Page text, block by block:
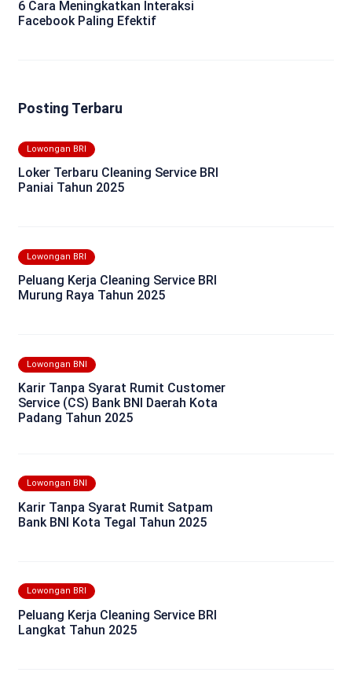
6 Cara Meningkatkan Interaksi
Facebook Paling Efektif
Posting Terbaru
Lowongan BRI
Loker Terbaru Cleaning Service BRI
Paniai Tahun 2025
Lowongan BRI
Peluang Kerja Cleaning Service BRI
Murung Raya Tahun 2025
Lowongan BNI
Karir Tanpa Syarat Rumit Customer
Service (CS) Bank BNI Daerah Kota
Padang Tahun 2025
Lowongan BNI
Karir Tanpa Syarat Rumit Satpam
Bank BNI Kota Tegal Tahun 2025
Lowongan BRI
Peluang Kerja Cleaning Service BRI
Langkat Tahun 2025